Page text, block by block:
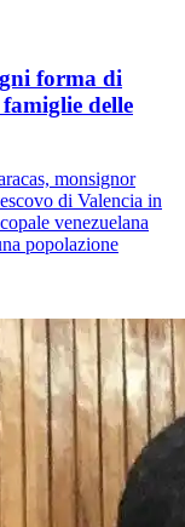
forma di
delle
monsignor
di Valencia in
venezuelana
popolazione